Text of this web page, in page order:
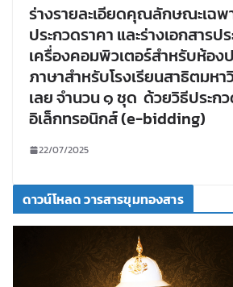
ร่างรายละเอียดคุณลักษณะเฉพ
ประกวดราคา และร่างเอกสารป
เครื่องคอมพิวเตอร์สำหรับห้อ
ภาษาสำหรับโรงเรียนสาธิตมห
เลย จำนวน ๑ ชุด ด้วยวิธีประก
อิเล็กทรอนิกส์ (e-bidding)
22/07/2025
ดาวน์โหลด วารสารขุมทองสาร